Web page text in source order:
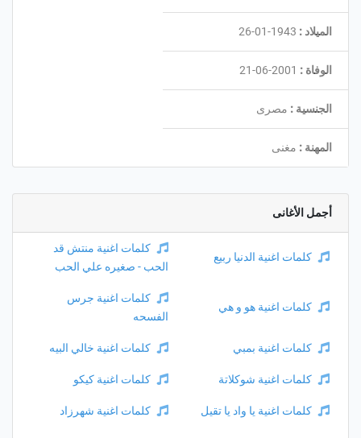
الميلاد : 1943-01-26
الوفاة : 2001-06-21
الجنسية : مصرى
المهنة : مغنى
أجمل الأغانى
كلمات اغنية الدنيا ربيع
كلمات اغنية منتش قد
الحب - صغيره علي الحب
كلمات اغنية هو و هي
كلمات اغنية جرس
الفسحه
كلمات اغنية بمبي كلمات اغنية خالي البيه
كلمات اغنية شوكلاتة كلمات اغنية كيكو
كلمات اغنية يا واد يا تقيل كلمات اغنية شهرزاد